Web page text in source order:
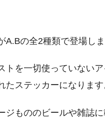
の全2種類で登場しま
を一切使っていない
ステッカーになります
もののビールや雑誌